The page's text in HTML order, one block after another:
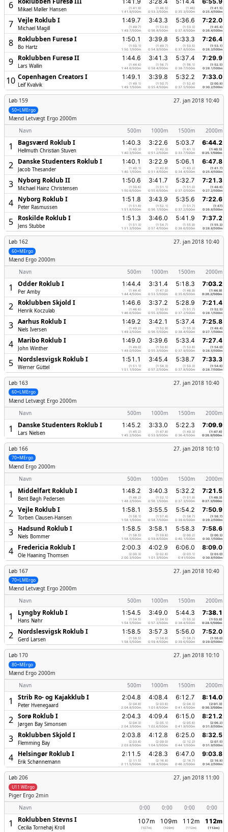
6 Mikael Møller Hansen
(1:41.9)
1:41.9/500m
(1:46.5)
0:53.3/500m
(1:46)
0:35.3/500m
(1:41.5)
0:25.4/500m
7 Vejle Roklub I
Michael Magill
1:49.7
(1:49.7)
1:49.7/500m
3:43.3
(1:53.6)
0:56.8/500m
5:36.6
(1:53.3)
0:37.8/500m
7:22.0
(1:45.4)
0:26.4/500m
8 Roklubben Furesø I
Bo Hartz
1:50.1
(1:50.1)
1:50.1/500m
3:39.8
(1:49.7)
0:54.9/500m
5:33.3
(1:53.5)
0:37.8/500m
7:26.4
(1:53.1)
0:28.3/500m
9 Roklubben Furesø II
Lars Wallin
1:44.6
(1:44.6)
1:44.6/500m
3:41.3
(1:56.7)
0:58.4/500m
5:37.4
(1:56.1)
0:38.7/500m
7:29.9
(1:52.5)
0:28.1/500m
10 Copenhagen Creators I
Leif Kvalvik
1:49.1
(1:49.1)
1:49.1/500m
3:39.8
(1:50.7)
0:55.4/500m
5:32.2
(1:52.4)
0:37.5/500m
7:33.0
(2:00.8)
0:30.2/500m
Løb 159 27. jan 2018 10:40
50+LMErgo
Mænd Letvægt Ergo 2000m
Navn
500m 1000m 1500m 2000m
1 Bagsværd Roklub I
Hellmuth Christian Stuven
1:40.3
(1:40.3)
1:40.3/500m
3:22.6
(1:42.3)
0:51.2/500m
5:03.7
(1:41.1)
0:33.7/500m
6:44.2
(1:40.5)
0:25.1/500m
2 Danske Studenters Roklub I
Jacob Thesander
1:40.1
(1:40.1)
1:40.1/500m
3:22.9
(1:42.8)
0:51.4/500m
5:06.1
(1:43.2)
0:34.4/500m
6:47.8
(1:41.7)
0:25.4/500m
3 Nyborg Roklub II
Michael Hainz Christensen
1:50.6
(1:50.6)
1:50.6/500m
3:41.7
(1:51.1)
0:55.6/500m
5:32.7
(1:51.0)
0:37.0/500m
7:21.3
(1:48.6)
0:27.2/500m
4 Nyborg Roklub I
Peter Rasmussen
1:51.8
(1:51.8)
1:51.8/500m
3:43.9
(1:52.1)
0:56.1/500m
5:35.6
(1:51.7)
0:37.2/500m
7:22.6
(1:47)
0:26.8/500m
5 Roskilde Roklub I
Jens Stubbe
1:51.3
(1:51.3)
1:51.3/500m
3:46.0
(1:54.7)
0:57.4/500m
5:41.9
(1:55.9)
0:38.6/500m
7:37.2
(1:55.3)
0:28.8/500m
Løb 162 27. jan 2018 10:40
60+MErgo
Mænd Ergo 2000m
Navn
500m 1000m 1500m 2000m
1 Odder Roklub I
Per Amby
1:44.4
(1:44.4)
1:44.4/500m
3:31.4
(1:47.0)
0:53.5/500m
5:18.3
(1:46.9)
0:35.6/500m
7:03.2
(1:44.9)
0:26.2/500m
2 Roklubben Skjold I
Henrik Koczulab
1:46.6
(1:46.6)
1:46.6/500m
3:37.2
(1:50.6)
0:55.3/500m
5:28.9
(1:51.7)
0:37.2/500m
7:21.4
(1:52.5)
0:28.1/500m
3 Aarhus Roklub I
Niels Iversen
1:49.2
(1:49.2)
1:49.2/500m
3:42.1
(1:52.9)
0:56.5/500m
5:37.4
(1:55.3)
0:38.4/500m
7:25.8
(1:48.4)
0:27.1/500m
4 Maribo Roklub I
John Winther
1:49.0
(1:49.0)
1:49.0/500m
3:39.6
(1:50.6)
0:55.3/500m
5:33.4
(1:53.8)
0:37.9/500m
7:27.4
(1:54.0)
0:28.5/500m
5 Nordslesvigsk Roklub I
Werner Güttel
1:51.1
(1:51.1)
1:51.1/500m
3:45.4
(1:54.3)
0:57.2/500m
5:38.7
(1:53.3)
0:37.8/500m
7:33.3
(1:54.6)
0:28.7/500m
Løb 163 27. jan 2018 10:40
60+LMErgo
Mænd Letvægt Ergo 2000m
Navn
500m 1000m 1500m 2000m
1 Danske Studenters Roklub I
Lars Nielsen
1:45.2
(1:45.2)
1:45.2/500m
3:33.0
(1:47.8)
0:53.9/500m
5:22.3
(1:49.3)
0:36.4/500m
7:09.9
(1:47.6)
0:26.9/500m
Løb 166 27. jan 2018 10:10
70+MErgo
Mænd Ergo 2000m
Navn
500m 1000m 1500m 2000m
1 Middelfart Roklub I
Bent Bøgh Pedersen
1:48.2
(1:48.2)
1:48.2/500m
3:40.3
(1:52.1)
0:56.1/500m
5:32.2
(1:51.9)
0:37.3/500m
7:21.5
(1:49.3)
0:27.3/500m
2 Vejle Roklub I
Torben Clausen-Hansen
1:58.1
(1:58.1)
1:58.1/500m
3:55.5
(1:57.4)
0:58.7/500m
5:54.2
(1:58.7)
0:39.6/500m
7:50.9
(1:56.7)
0:29.2/500m
3 Hadsund Roklub I
Niels Bommer
1:58.5
(1:58.5)
1:58.5/500m
3:58.1
(1:59.6)
0:59.8/500m
5:58.3
(2:00.2)
0:40.1/500m
7:58.6
(2:00.3)
0:30.1/500m
4 Fredericia Roklub I
Ole Haaning Thomsen
2:00.3
(2:00.3)
2:00.3/500m
4:02.9
(2:02.6)
1:01.3/500m
6:06.0
(2:03.1)
0:41/500m
8:09.0
(2:03.0)
0:30.8/500m
Løb 167 27. jan 2018 10:40
70+LMErgo
Mænd Letvægt Ergo 2000m
Navn
500m 1000m 1500m 2000m
1 Lyngby Roklub I
Hans Nøhr
1:54.5
(1:54.5)
1:54.5/500m
3:49.0
(1:54.5)
0:57.3/500m
5:44.3
(1:55.3)
0:38.4/500m
7:38.1
(1:53.8)
0:28.5/500m
2 Nordslesvigsk Roklub I
Gerd Larsen
1:58.5
(1:58.5)
1:58.5/500m
3:57.3
(1:58.8)
0:59.4/500m
5:56.0
(1:58.7)
0:39.6/500m
7:52.0
(1:56.0)
0:29.0/500m
Løb 170 27. jan 2018 10:10
80+MErgo
Mænd Ergo 2000m
Navn
500m 1000m 1500m 2000m
1 Strib Ro- og Kajakklub I
Peter Hvenegaard
2:04.8
(2:04.8)
2:04.8/500m
4:08.4
(2:03.6)
1:01.8/500m
6:12.7
(2:04.3)
0:41.4/500m
8:14.0
(2:01.3)
0:30.3/500m
2 Sorø Roklub I
Jørgen Bay Simonsen
2:04.3
(2:04.3)
2:04.3/500m
4:09.4
(2:05.1)
1:02.6/500m
6:15.0
(2:05.6)
0:41.9/500m
8:21.2
(2:06.2)
0:31.6/500m
3 Roklubben Skjold I
Flemming Bay
2:03.8
(2:03.8)
2:03.8/500m
4:12.8
(2:09.0)
1:04.5/500m
6:25.0
(2:12.2)
0:44.1/500m
8:32.5
(2:07.5)
0:31.9/500m
4 Helsingør Roklub I
Erik Schønnemann
2:11.5
(2:11.5)
2:11.5/500m
4:28.3
(2:16.8)
1:08.4/500m
6:47.0
(2:18.7)
0:46.2/500m
9:03.8
(2:16.8)
0:34.2/500m
Løb 206 27. jan 2018 11:00
U11 WErgo
Piger Ergo 2min
Navn
0:00 0:00 0:00 0:00
1 Roklubben Stevns I
Cecilia Tornehøj Kroll
107m
(107m)
109m
(109m)
112m
(112m)
112m
(112m)